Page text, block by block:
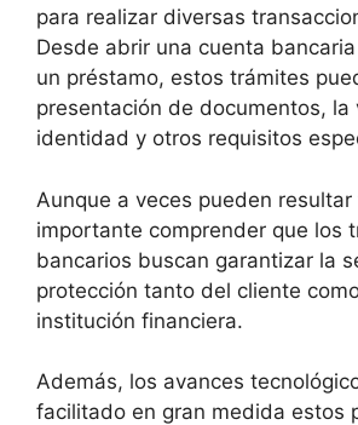
para realizar diversas
Desde abrir una cuenta
un préstamo, estos trámites
presentación de documentos, la
identidad y otros requisitos
Aunque a veces pueden
importante comprender que los
bancarios buscan garantizar la
protección tanto del cliente
institución financiera.
Además, los avances
facilitado en gran medida estos